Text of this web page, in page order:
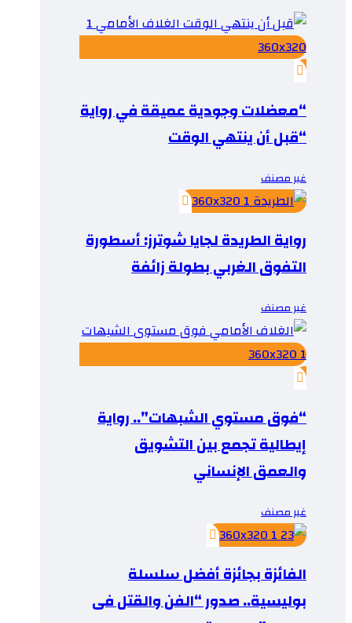
“معضلات وجودية عميقة في رواية
“قبل أن ينتهي الوقت
غير مصنف
رواية الطريدة لجايا شوترز: أسطورة
التفوق الغربي بطولة زائفة
غير مصنف
“فوق مستوي الشبهات”.. رواية
إيطالية تجمع بين التشويق
والعمق الإنساني
غير مصنف
الفائزة بجائزة أفضل سلسلة
بوليسية.. صدور “الفن والقتل فى